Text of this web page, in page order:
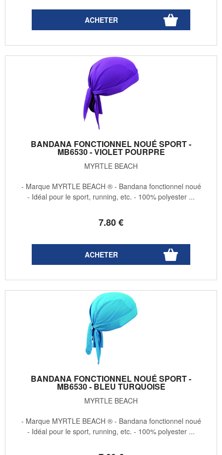
BANDANA FONCTIONNEL NOUÉ SPORT -
MB6530 - VIOLET POURPRE
MYRTLE BEACH
7.80€
- Marque MYRTLE BEACH ® - Bandana fonctionnel noué
- Idéal pour le sport, running, etc. - 100% polyester ...
BANDANA FONCTIONNEL NOUÉ SPORT -
MB6530 - BLEU TURQUOISE
MYRTLE BEACH
- Marque MYRTLE BEACH ® - Bandana fonctionnel noué
- Idéal pour le sport, running, etc. - 100% polyester ...